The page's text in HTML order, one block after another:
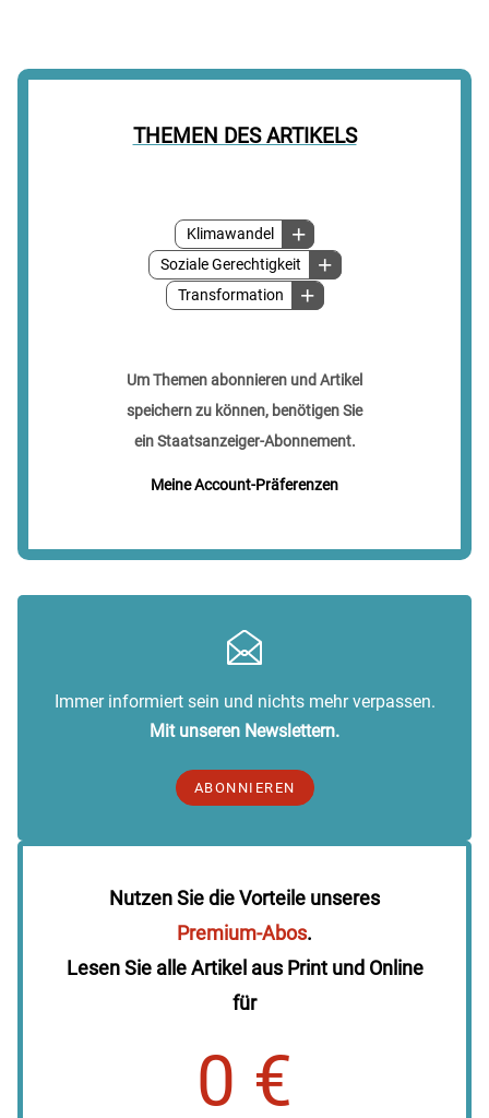
THEMEN DES ARTIKELS
Klimawandel
Soziale Gerechtigkeit
Transformation
Um Themen abonnieren und Artikel
speichern zu können, benötigen Sie
ein Staatsanzeiger-Abonnement.
Meine Account-Präferenzen
Immer informiert sein und nichts mehr verpassen.
Mit unseren Newslettern.
ABONNIEREN
Nutzen Sie die Vorteile unseres
Premium-Abos.
Lesen Sie alle Artikel aus Print und Online
für
0 €